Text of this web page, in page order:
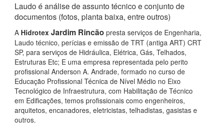
Laudo é análise de assunto técnico e conjunto de
documentos (fotos, planta baixa, entre outros)
A Hidrotex Jardim Rincão presta serviços de Engenharia,
Laudo técnico, perícias e emissão de TRT (antiga ART) CRT
SP, para serviços de Hidráulica, Elétrica, Gás, Telhados,
Estruturas Etc; E uma empresa representada pelo perito
profissional Anderson A. Andrade, formado no curso de
Educação Profissional Técnica de Nível Médio no Eixo
Tecnológico de Infraestrutura, com Habilitação de Técnico
em Edificações, temos profissionais como engenheiros,
arquitetos, encanadores, eletricistas, telhadistas, gasistas e
outros.